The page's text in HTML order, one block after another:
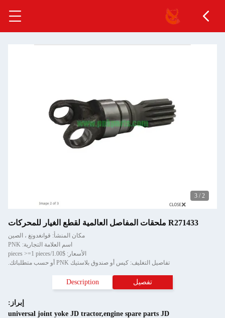
2
/
3
R271433 ملحقات المفاصل العالمية لقطع الغيار للمحركات
مكان المنشأ: قوانغدونغ ، الصين
اسم العلامة التجارية: PNK
الأسعار: $1.00/pieces >=1 pieces
تفاصيل التغليف: كيس أو صندوق بلاستيك PNK أو حسب متطلباتك.
تفصيل Description
إبراز:
universal joint yoke JD tractor,engine spare parts JD